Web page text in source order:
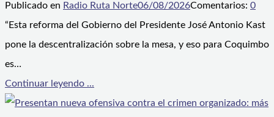
Publicado en Radio Ruta Norte06/08/2026Comentarios: 0
“Esta reforma del Gobierno del Presidente José Antonio Kast
pone la descentralización sobre la mesa, y eso para Coquimbo
es…
Continuar leyendo ...